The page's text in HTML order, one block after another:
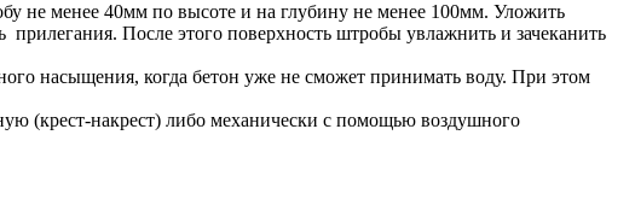
не менее 40мм по высоте и на глубину не менее 100мм. Уложить
После этого поверхность штробы увлажнить и зачеканить
насыщения, когда бетон уже не сможет принимать воду. При этом
накрест) либо механически с помощью воздушного